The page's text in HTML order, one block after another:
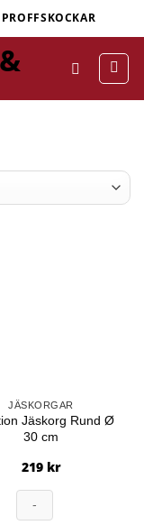
JÄSKORGAR
Jäskorg Rund Ø
30 cm
219 kr